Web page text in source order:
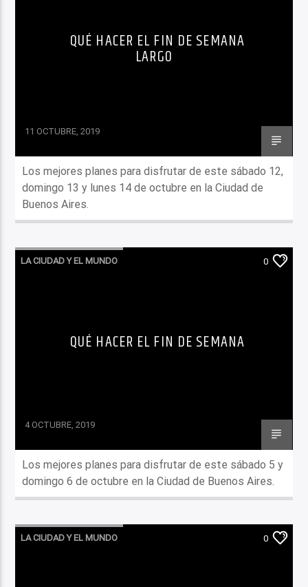
QUÉ HACER EL FIN DE SEMANA
LARGO
11 OCTUBRE, 2019
Los mejores planes para disfrutar de este sábado 12,
domingo 13 y lunes 14 de octubre en la Ciudad de
Buenos Aires.
LA CIUDAD Y EL MUNDO 0
QUÉ HACER EL FIN DE SEMANA
4 OCTUBRE, 2019
Los mejores planes para disfrutar de este sábado 5 y
domingo 6 de octubre en la Ciudad de Buenos Aires.
LA CIUDAD Y EL MUNDO 0